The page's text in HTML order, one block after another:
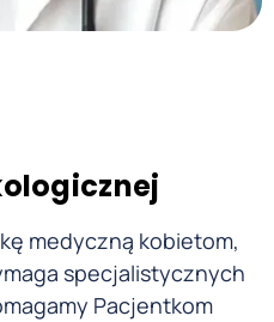
medyczną kobietom,
specjalistycznych
Pacjentkom